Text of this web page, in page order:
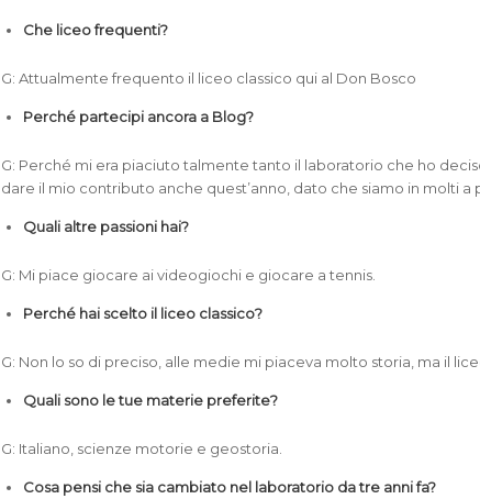
Che liceo frequenti?
G: Attualmente frequento il liceo classico qui al Don Bosco
Perché partecipi ancora a Blog?
G: Perché mi era piaciuto talmente tanto il laboratorio che ho
dare il mio contributo anche quest’anno, dato che siamo in molti a
Quali altre passioni hai?
G: Mi piace giocare ai videogiochi e giocare a tennis.
Perché hai scelto il liceo classico?
G: Non lo so di preciso, alle medie mi piaceva molto storia, ma il
Quali sono le tue materie preferite?
G: Italiano, scienze motorie e geostoria.
Cosa pensi che sia cambiato nel laboratorio da tre anni fa?